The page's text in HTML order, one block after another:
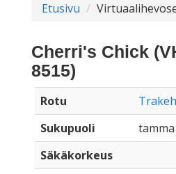
Etusivu
Cherri's Chick
8515)
Rotu
Sukupuoli
tamma
Säkäkorkeus